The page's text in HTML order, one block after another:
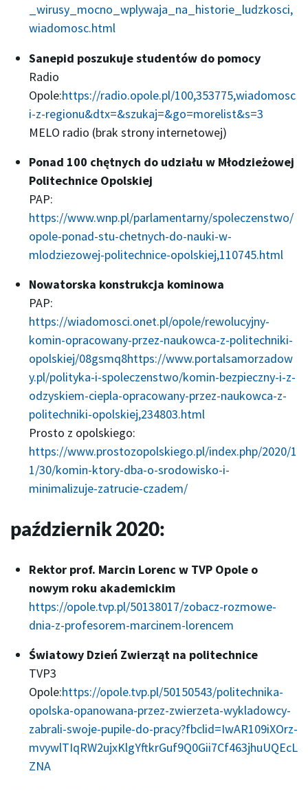
_wirusy_mocno_wplywaja_na_historie_ludzkosci,
wiadomosc.html
Sanepid poszukuje studentów do pomocy
Radio
Opole:https://radio.opole.pl/100,353775,wiadomosc
i-z-regionu&dtx=&szukaj=&go=morelist&s=3
MELO radio (brak strony internetowej)
Ponad 100 chętnych do udziału w Młodzieżowej
Politechnice Opolskiej
PAP:
https://www.wnp.pl/parlamentarny/spoleczenstwo/
opole-ponad-stu-chetnych-do-nauki-w-
mlodziezowej-politechnice-opolskiej,110745.html
Nowatorska konstrukcja kominowa
PAP:
https://wiadomosci.onet.pl/opole/rewolucyjny-
komin-opracowany-przez-naukowca-z-politechniki-
opolskiej/08gsmq8https://www.portalsamorzadow
y.pl/polityka-i-spoleczenstwo/komin-bezpieczny-i-z-
odzyskiem-ciepla-opracowany-przez-naukowca-z-
politechniki-opolskiej,234803.html
Prosto z opolskiego:
https://www.prostozopolskiego.pl/index.php/2020/1
1/30/komin-ktory-dba-o-srodowisko-i-
minimalizuje-zatrucie-czadem/
październik 2020:
Rektor prof. Marcin Lorenc w TVP Opole o
nowym roku akademickim
https://opole.tvp.pl/50138017/zobacz-rozmowe-
dnia-z-profesorem-marcinem-lorencem
Światowy Dzień Zwierząt na politechnice
TVP3
Opole:https://opole.tvp.pl/50150543/politechnika-
opolska-opanowana-przez-zwierzeta-wykladowcy-
zabrali-swoje-pupile-do-pracy?fbclid=IwAR109iXOrz-
mvywlTIqRW2ujxKlgYftkrGuf9Q0Gii7Cf463jhuUQEcL
ZNA